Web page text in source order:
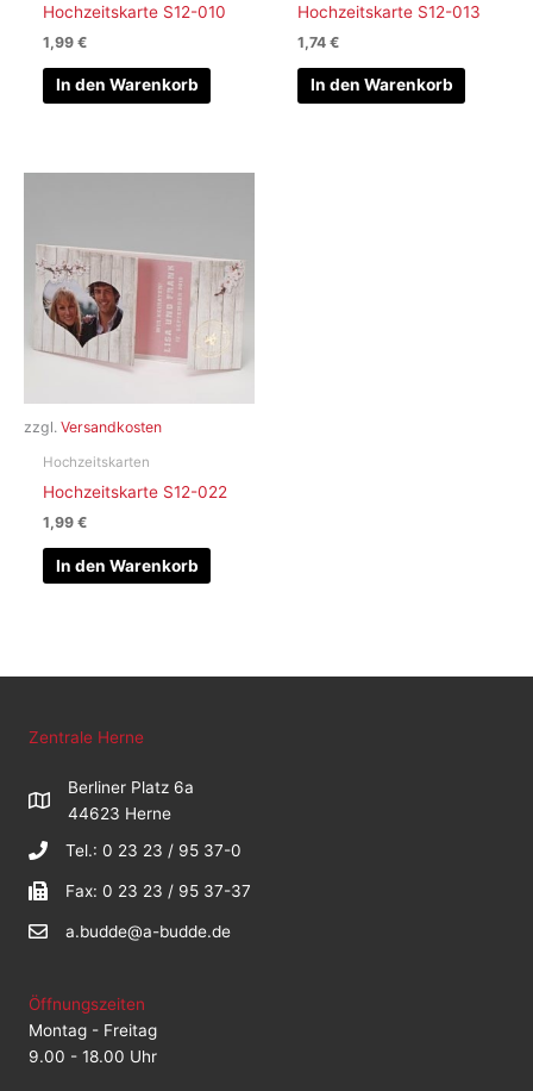
Hochzeitskarte S12-010
1,99€
In den Warenkorb
Hochzeitskarte S12-013
1,74€
In den Warenkorb
zzgl. Versandkosten
Hochzeitskarten
Hochzeitskarte S12-022
1,99€
In den Warenkorb
Zentrale Herne
Berliner Platz 6a
44623 Herne
Tel.: 0 23 23 / 95 37-0
Fax: 0 23 23 / 95 37-37
a.budde@a-budde.de
Öffnungszeiten
Montag - Freitag
9.00 - 18.00 Uhr